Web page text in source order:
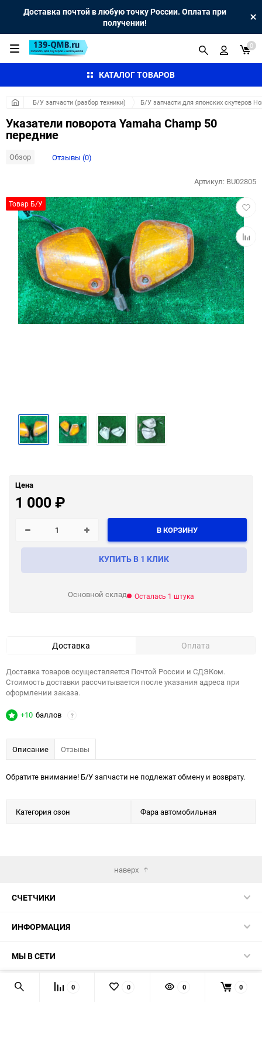
Доставка почтой в любую точку России. Оплата при
получении!
КАТАЛОГ ТОВАРОВ
0
Б/У запчасти (разбор техники) Б/У запчасти для японских скутеров
Указатели поворота Yamaha Champ 50
передние
Обзор Отзывы (0)
Товар Б/У
в
к
Артикул: BU02805
Цена
1 000₽
В КОРЗИНУ
КУПИТЬ В 1 КЛИК
Основной склад Осталась 1 штука
Доставка Оплата
Доставка товаров осуществляется Почтой России и СДЭКом.
Стоимость доставки рассчитывается после указания адреса при
оформлении заказа.
+10 баллов ?
Описание Отзывы
Обратите внимание! Б/У запчасти не подлежат обмену и возврату.
Категория озон Фара автомобильная
наверх
СЧЕТЧИКИ
ИНФОРМАЦИЯ
МЫ В СЕТИ
КОНТАКТЫ 0 0 0 0